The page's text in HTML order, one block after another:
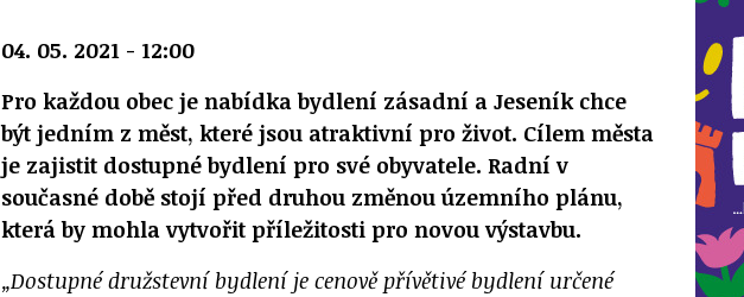
04. 05. 2021 - 12:00
Pro každou obec je nabídka bydlení zásadní a Jeseník chce
být jedním z měst, které jsou atraktivní pro život. Cílem města
je zajistit dostupné bydlení pro své obyvatele. Radní v
současné době stojí před druhou změnou územního plánu,
která by mohla vytvořit příležitosti pro novou výstavbu.
„Dostupné družstevní bydlení je cenově přívětivé bydlení určené